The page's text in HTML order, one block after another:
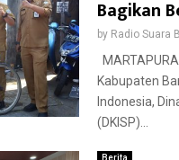
Bagikan
by Radio Suara
Kabupaten
Indonesia,
(DKISP)...
Berita